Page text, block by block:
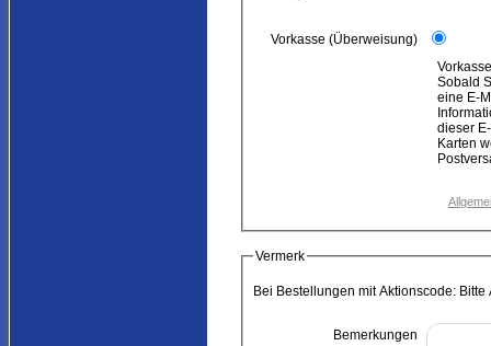
Vorkasse (Überweisung)
Sobald
eine E-
dieser
Karten
Bei Bestellungen mit Aktionscode:
Vermerk
Bemerkungen